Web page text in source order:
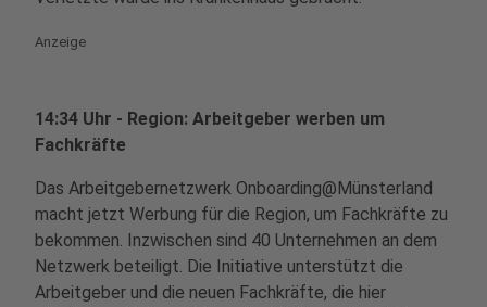
Anzeige
14:34 Uhr - Region: Arbeitgeber werben um
Fachkräfte
Das Arbeitgebernetzwerk Onboarding@Münsterland
macht jetzt Werbung für die Region, um Fachkräfte zu
bekommen. Inzwischen sind 40 Unternehmen an dem
Netzwerk beteiligt. Die Initiative unterstützt die
Arbeitgeber und die neuen Fachkräfte, die hier